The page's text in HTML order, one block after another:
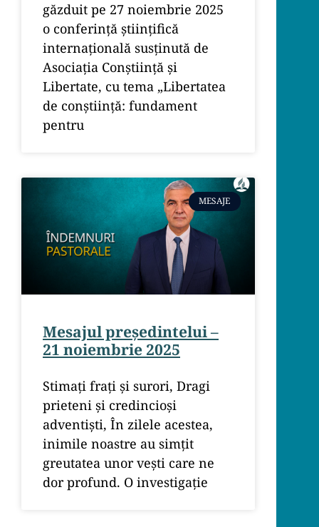
găzduit pe 27 noiembrie 2025
o conferință științifică
internațională susținută de
Asociația Conștiință și
Libertate, cu tema „Libertatea
de conștiință: fundament
pentru
MESAJE
Mesajul președintelui –
21 noiembrie 2025
Stimați frați și surori, Dragi
prieteni și credincioși
adventiști, În zilele acestea,
inimile noastre au simțit
greutatea unor vești care ne
dor profund. O investigație